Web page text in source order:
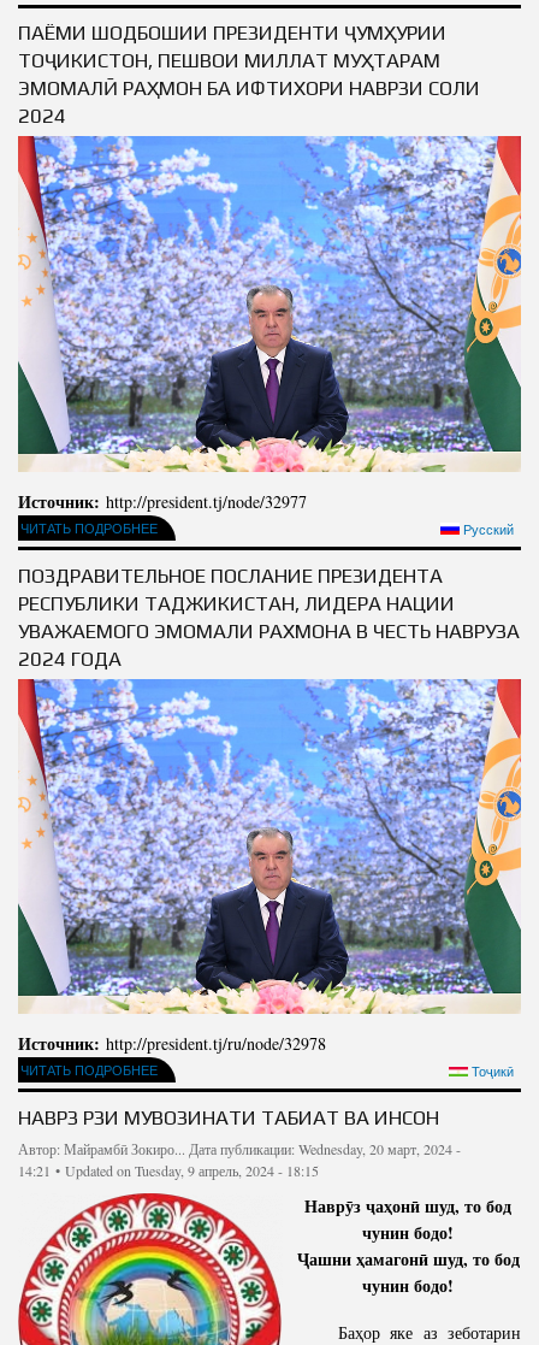
ПАЁМИ ШОДБОШИИ ПРЕЗИДЕНТИ ҶУМҲУРИИ
ТОҶИКИСТОН, ПЕШВОИ МИЛЛАТ МУҲТАРАМ
ЭМОМАЛӢ РАҲМОН БА ИФТИХОРИ НАВРӮЗИ СОЛИ
2024
Источник: http://president.tj/node/32977
ЧИТАТЬ ПОДРОБНЕЕ Русский
ПОЗДРАВИТЕЛЬНОЕ ПОСЛАНИЕ ПРЕЗИДЕНТА
РЕСПУБЛИКИ ТАДЖИКИСТАН, ЛИДЕРА НАЦИИ
УВАЖАЕМОГО ЭМОМАЛИ РАХМОНА В ЧЕСТЬ НАВРУЗА
2024 ГОДА
Источник: http://president.tj/ru/node/32978
ЧИТАТЬ ПОДРОБНЕЕ Тоҷикӣ
НАВРӮЗ РӮЗИ МУВОЗИНАТИ ТАБИАТ ВА ИНСОН
Автор: Майрамбӣ Зокиро... Дата публикации: Wednesday, 20 март, 2024 -
14:21 • Updated on Tuesday, 9 апрель, 2024 - 18:15
Наврӯз ҷаҳонӣ шуд, то бод
чунин бодо!
Ҷашни ҳамагонӣ шуд, то бод
чунин бодо!
Баҳор яке аз зеботарин